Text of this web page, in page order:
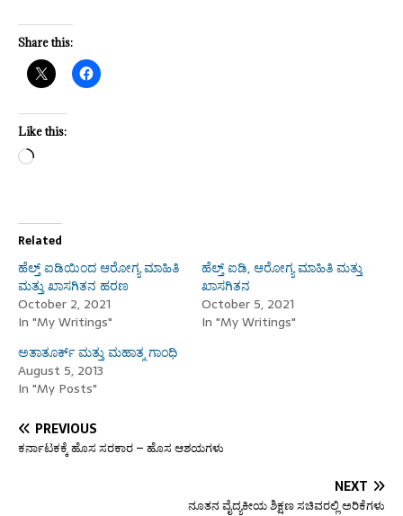
Share this:
Like this:
Related
ಹೆಲ್ತ್ ಐಡಿಯಿಂದ ಆರೋಗ್ಯ ಮಾಹಿತಿ
ಮತ್ತು ಖಾಸಗಿತನ ಹರಣ
October 2, 2021
In "My Writings"
ಹೆಲ್ತ್ ಐಡಿ, ಆರೋಗ್ಯ ಮಾಹಿತಿ ಮತ್ತು
ಖಾಸಗಿತನ
October 5, 2021
In "My Writings"
ಅತಾತೂರ್ಕ್ ಮತ್ತು ಮಹಾತ್ಮ ಗಾಂಧಿ
August 5, 2013
In "My Posts"
PREVIOUS
ಕರ್ನಾಟಕಕ್ಕೆ ಹೊಸ ಸರಕಾರ – ಹೊಸ ಆಶಯಗಳು
NEXT
ನೂತನ ವೈದ್ಯಕೀಯ ಶಿಕ್ಷಣ ಸಚಿವರಲ್ಲಿ ಅರಿಕೆಗಳು